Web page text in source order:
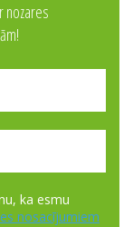
nozares
ka esmu
nosacījumiem